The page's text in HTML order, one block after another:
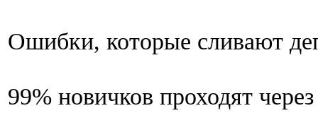
Ошибки, которые сливают
99% новичков проходят